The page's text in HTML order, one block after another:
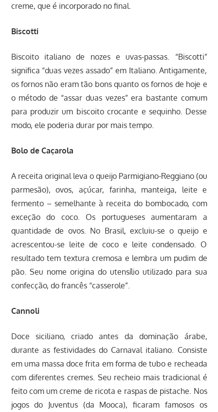
creme, que é incorporado no final.
Biscotti
Biscoito italiano de nozes e uvas-passas. “Biscotti”
significa “duas vezes assado” em Italiano. Antigamente,
os fornos não eram tão bons quanto os fornos de hoje e
o método de “assar duas vezes” era bastante comum
para produzir um biscoito crocante e sequinho. Desse
modo, ele poderia durar por mais tempo.
Bolo de Caçarola
A receita original leva o queijo Parmigiano-Reggiano (ou
parmesão), ovos, açúcar, farinha, manteiga, leite e
fermento – semelhante à receita do bombocado, com
exceção do coco. Os portugueses aumentaram a
quantidade de ovos. No Brasil, excluiu-se o queijo e
acrescentou-se leite de coco e leite condensado. O
resultado tem textura cremosa e lembra um pudim de
pão. Seu nome origina do utensílio utilizado para sua
confecção, do francês “casserole”.
Cannoli
Doce siciliano, criado antes da dominação árabe,
durante as festividades do Carnaval italiano. Consiste
em uma massa doce frita em forma de tubo e recheada
com diferentes cremes. Seu recheio mais tradicional é
feito com um creme de ricota e raspas de pistache. Nos
jogos do Juventus (da Mooca), ficaram famosos os